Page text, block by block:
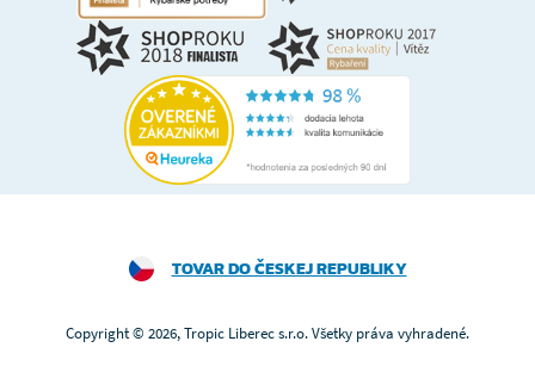
TOVAR DO ČESKEJ REPUBLIKY
Copyright © 2026, Tropic Liberec s.r.o. Všetky práva vyhradené.